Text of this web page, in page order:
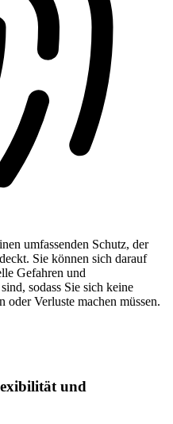
umfassenden Schutz, der
Sie können sich darauf
Gefahren und
sodass Sie sich keine
oder Verluste machen müssen.
und